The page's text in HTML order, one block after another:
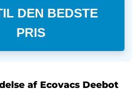
DEN BEDSTE
PRIS
af Ecovacs Deebot